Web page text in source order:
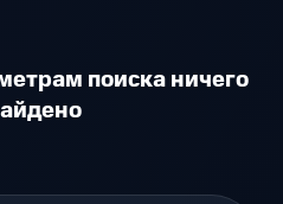
поиска ничего